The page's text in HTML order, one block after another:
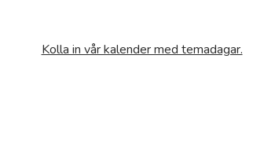
Kolla in vår kalender med temadagar.